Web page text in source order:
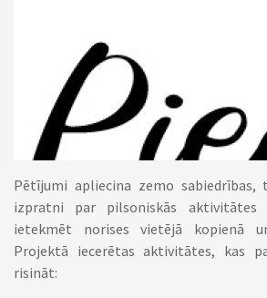
Pētījumi apliecina zemo sabiedrības,
izpratni par pilsoniskās aktivitātes
ietekmēt norises vietējā kopienā
Projektā iecerētas aktivitātes, kas
risināt: